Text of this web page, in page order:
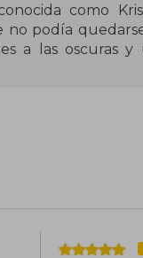
como
no podía
a las oscuras
Quería